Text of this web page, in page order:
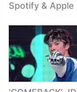
Spotify & Apple